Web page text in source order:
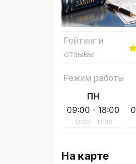
Рейтинг и
отзывы
Режим работы
ПН
09:00 - 18:00
13:00 - 14:00
На карте